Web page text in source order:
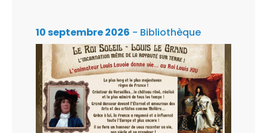
10 septembre 2026 - Bibliothèque